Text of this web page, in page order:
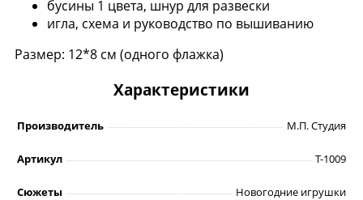
бусины 1 цвета, шнур для развески
игла, схема и руководство по вышиванию
Размер: 12*8 см (одного флажка)
Характеристики
Производитель М.П. Студия
Артикул Т-1009
Сюжеты Новогодние игрушки